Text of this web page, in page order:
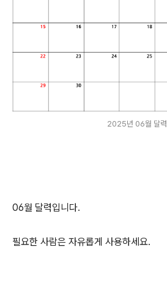
2025년 06월 달력
06월 달력입니다.
필요한 사람은 자유롭게 사용하세요.